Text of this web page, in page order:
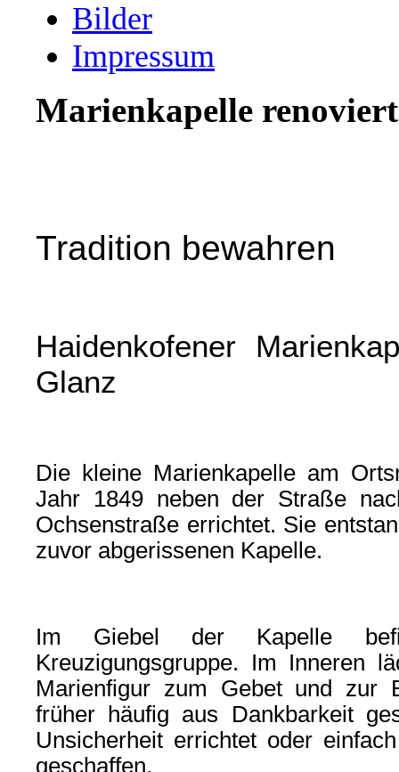
Bilder
Impressum
Marienkapelle renoviert
Tradition bewahren
Haidenkofener
Glanz
Die kleine Marienkapelle am
Jahr 1849 neben der Straße
Ochsenstraße errichtet. Sie
zuvor abgerissenen Kapelle.
Im Giebel der Kapelle
Kreuzigungsgruppe. Im Inneren
Marienfigur zum Gebet und zur
früher häufig aus Dankbarkeit
Unsicherheit errichtet oder
geschaffen.